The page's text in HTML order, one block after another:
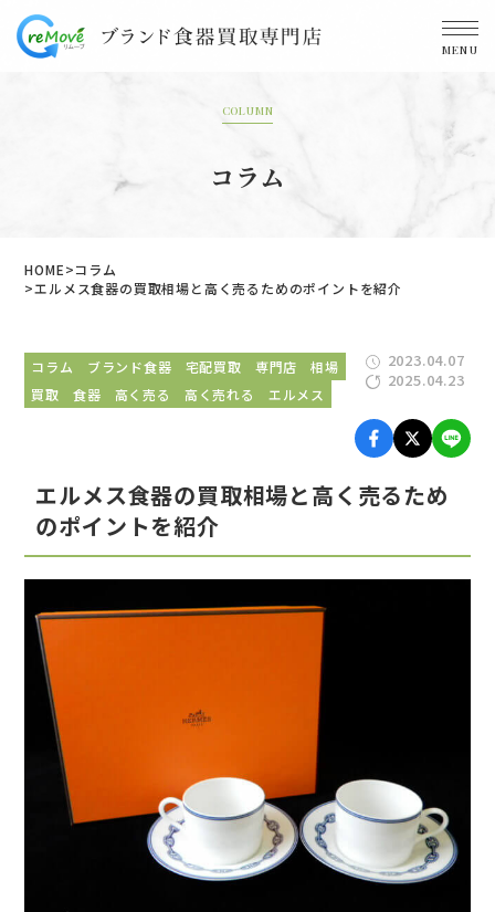
MENU
COLUMN
コラム
HOME
コラム
エルメス食器の買取相場と高く売るためのポイントを紹介
コラム ブランド食器 宅配買取 専門店
相場
買取
食器 高く売る 高く売れる エルメス
2023.04.07
2025.04.23
エルメス食器の買取相場と高く売るため
のポイントを紹介